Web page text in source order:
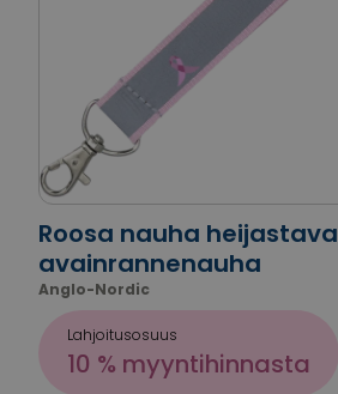
Roosa nauha heijastava
avainrannenauha
Anglo-Nordic
Lahjoitusosuus
10 % myyntihinnasta